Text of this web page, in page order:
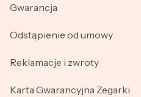
Gwarancja
Odstąpienie od umowy
Reklamacje i zwroty
Karta Gwarancyjna Zegarki